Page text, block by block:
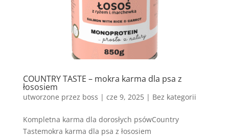
COUNTRY TASTE – mokra karma dla psa z
łososiem
utworzone przez boss | cze 9, 2025| Bez kategorii
Kompletna karma dla dorosłych psówCountry
Tastemokra karma dla psa z łososiem